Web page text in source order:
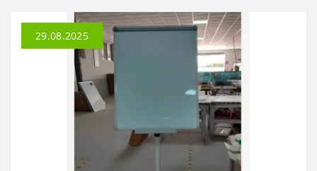
29.08.2025